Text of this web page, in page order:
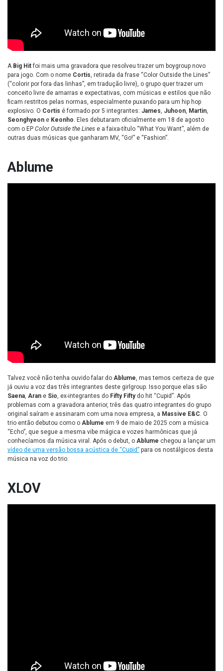
A Big Hitfoi mais uma gravadora que resolveu trazer um boygroup novo
para jogo. Com o nome Cortis, retirada da frase “Color Outside the Lines”
(“colorir por fora das linhas”, em tradução livre), o grupo quer trazer um
conceito livre de amarras e expectativas, com músicas e estilos que não
ficam restritos pelas normas, especialmente puxando para um hip hop
explosivo. O Cortis é formado por 5 integrantes: James, Juhoon, Martin,
Seonghyeon e Keonho. Eles debutaram oficialmente em 18 de agosto
com o EP Color Outside the Lines e a faixa-título “What You Want”, além de
outras duas músicas que ganharam MV, “Go!” e “Fashion”.
Ablume
Talvez você não tenha ouvido falar do Ablume, mas temos certeza de que
já ouviu a voz das três integrantes deste girlgroup. Isso porque elas são
Saena, Aran e Sio, ex-integrantes do Fifty Fiftydo hit “Cupid”. Após
problemas com a gravadora anterior, três das quatro integrantes do grupo
original saíram e assinaram com uma nova empresa, a Massive E&C. O
trio então debutou como o Ablume em 9 de maio de 2025 com a música
“Echo”, que segue a mesma vibe mágica e vozes harmônicas que já
conhecíamos da música viral. Após o debut, o Ablume chegou a lançar um
vídeo de uma versão bossa acústica de “Cupid” para os nostálgicos desta
música na voz do trio.
XLOV